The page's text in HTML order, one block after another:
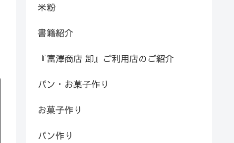
米粉
書籍紹介
『富澤商店 卸』ご利用店のご紹介
パン・お菓子作り
お菓子作り
パン作り